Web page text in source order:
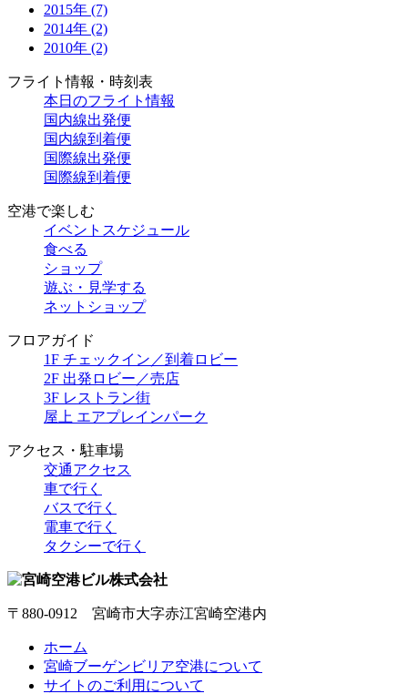
2015年 (7)
2014年 (2)
2010年 (2)
フライト情報・時刻表
本日のフライト情報
国内線出発便
国内線到着便
国際線出発便
国際線到着便
空港で楽しむ
イベントスケジュール
食べる
ショップ
遊ぶ・見学する
ネットショップ
フロアガイド
1F チェックイン／到着ロビー
2F 出発ロビー／売店
3F レストラン街
屋上 エアプレインパーク
アクセス・駐車場
交通アクセス
車で行く
バスで行く
電車で行く
タクシーで行く
〒880-0912 宮崎市大字赤江宮崎空港内
ホーム
宮崎ブーゲンビリア空港について
サイトのご利用について